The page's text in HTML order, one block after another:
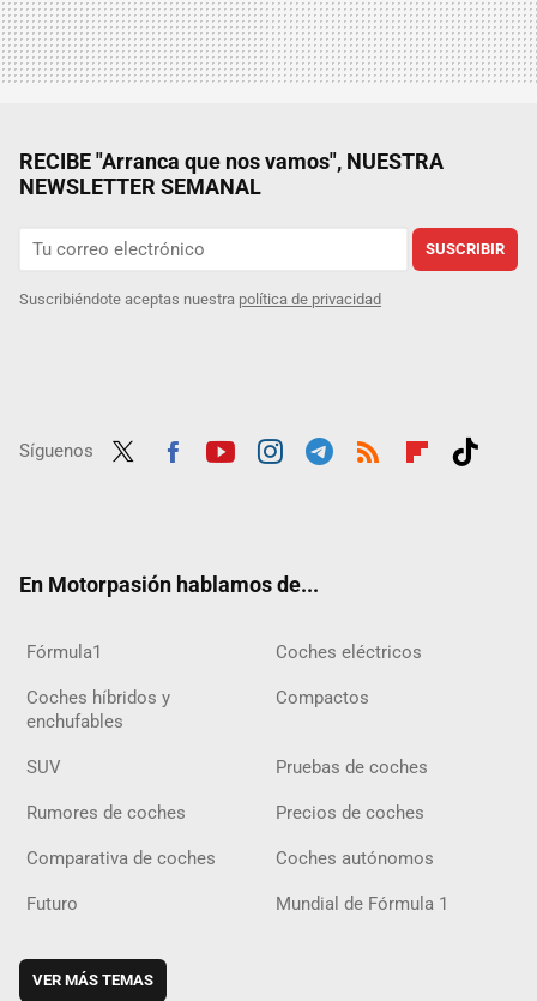
RECIBE "Arranca que nos vamos", NUESTRA
NEWSLETTER SEMANAL
SUSCRIBIR
Suscribiéndote aceptas nuestra política de privacidad
Síguenos
En Motorpasión hablamos de...
Fórmula1 Coches eléctricos
Coches híbridos y
enchufables
Compactos
SUV Pruebas de coches
Rumores de coches Precios de coches
Comparativa de coches Coches autónomos
Futuro Mundial de Fórmula 1
VER MÁS TEMAS